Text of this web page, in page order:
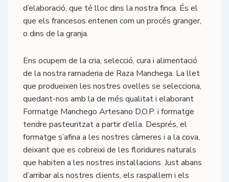
d’elaboració, que té lloc dins la nostra finca. És el
que els francesos entenen com un procés granger,
o dins de la granja.
Ens ocupem de la cria, selecció, cura i alimentació
de la nostra ramaderia de Raza Manchega. La llet
que produeixen les nostres ovelles se selecciona,
quedant-nos amb la de més qualitat i elaborant
Formatge Manchego Artesano D.O.P. i formatge
tendre pasteuritzat a partir d’ella. Després, el
formatge s’afina a les nostres càmeres i a la cova,
deixant que es cobreixi de les floridures naturals
que habiten a les nostres instal·lacions. Just abans
d’arribar als nostres clients, els raspallem i els